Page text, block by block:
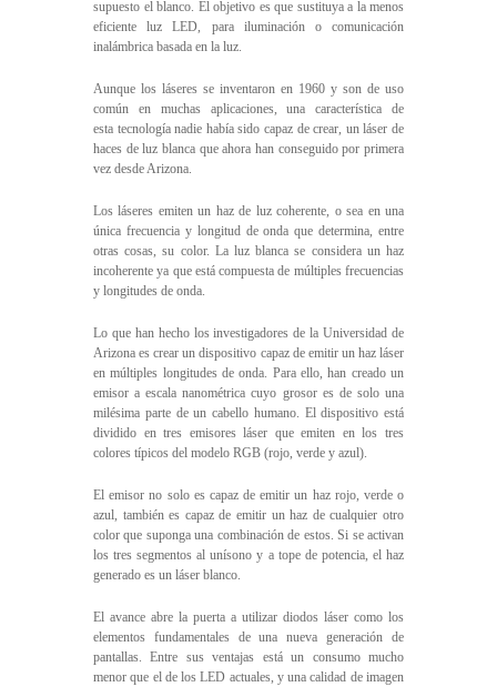
supuesto el blanco. El objetivo es que sustituya a la menos
eficiente luz LED, para iluminación o comunicación
inalámbrica basada en la luz.
Aunque los láseres se inventaron en 1960 y son de uso
común en muchas aplicaciones, una característica de
esta tecnología nadie había sido capaz de crear, un láser de
haces de luz blanca que ahora han conseguido por primera
vez desde Arizona.
Los láseres emiten un haz de luz coherente, o sea en una
única frecuencia y longitud de onda que determina, entre
otras cosas, su color. La luz blanca se considera un haz
incoherente ya que está compuesta de múltiples frecuencias
y longitudes de onda.
Lo que han hecho los investigadores de la Universidad de
Arizona es crear un dispositivo capaz de emitir un haz láser
en múltiples longitudes de onda. Para ello, han creado un
emisor a escala nanométrica cuyo grosor es de solo una
milésima parte de un cabello humano. El dispositivo está
dividido en tres emisores láser que emiten en los tres
colores típicos del modelo RGB (rojo, verde y azul).
El emisor no solo es capaz de emitir un haz rojo, verde o
azul, también es capaz de emitir un haz de cualquier otro
color que suponga una combinación de estos. Si se activan
los tres segmentos al unísono y a tope de potencia, el haz
generado es un láser blanco.
El avance abre la puerta a utilizar diodos láser como los
elementos fundamentales de una nueva generación de
pantallas. Entre sus ventajas está un consumo mucho
menor que el de los LED actuales, y una calidad de imagen